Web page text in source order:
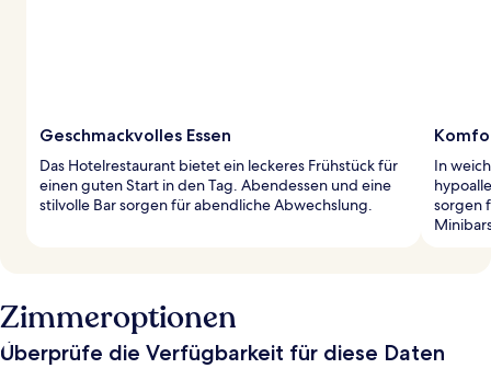
Geschmackvolles Essen
Das Hotelrestaurant bietet ein leckeres Frühstück für
einen guten Start in den Tag. Abendessen und eine
stilvolle Bar sorgen für abendliche Abwechslung.
In
sorgen
Zimmeroptionen
Überprüfe die Verfügbarkeit für diese Daten